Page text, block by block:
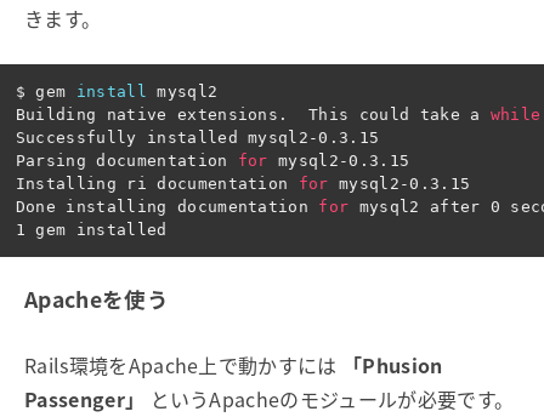
きます。
$ gem install mysql2
Building native extensions.  This could take a while
Successfully installed mysql2-0.3.15
Parsing documentation for mysql2-0.3.15
Installing ri documentation for mysql2-0.3.15
Done installing documentation for mysql2 after 0
Apacheを使う
Rails環境をApache上で動かすには
「Phusion
Passenger」
というApacheのモジュールが必要です。